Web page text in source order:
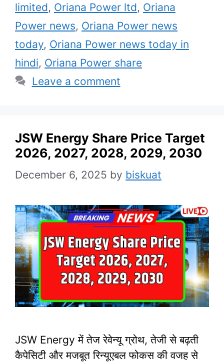
limited, Oriana Power ltd, Oriana
Power news, Oriana Power news
today, Oriana Power news today in
hindi, Oriana Power share
Leave a comment
JSW Energy Share Price Target
2026, 2027, 2028, 2029, 2030
December 6, 2025 by biskuat
JSW Energy में तेज रेवेन्यू ग्रोथ, तेजी से बढ़ती
कैपेसिटी और मजबूत रिन्यूएबल फोकस की वजह से